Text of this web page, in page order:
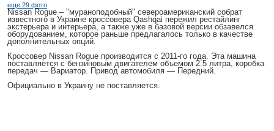
еще 29 фото
Nissan Rogue – "мураноподобный" североамериканский собрат
известного в Украине кроссовера Qashqai пережил рестайлинг
экстерьера и интерьера, а также уже в базовой версии обзавелся
оборудованием, которое раньше предлагалось только в качестве
дополнительных опций.
Кроссовер Nissan Rogue производится с 2011-го года. Эта машина
поставляется с бензиновым двигателем объемом 2.5 литра, коробка
передач — Вариатор. Привод автомобиля — Передний.
Официально в Украину не поставляется.